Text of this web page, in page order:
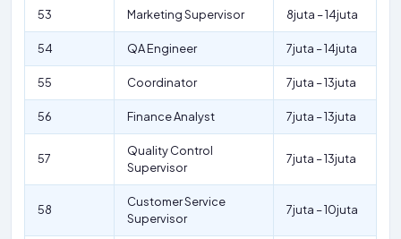
53 Marketing Supervisor 8juta – 14juta
54 QA Engineer 7juta – 14juta
55 Coordinator 7juta – 13juta
56 Finance Analyst 7juta – 13juta
57
Quality Control
Supervisor
7juta – 13juta
58
Customer Service
Supervisor
7juta – 10juta